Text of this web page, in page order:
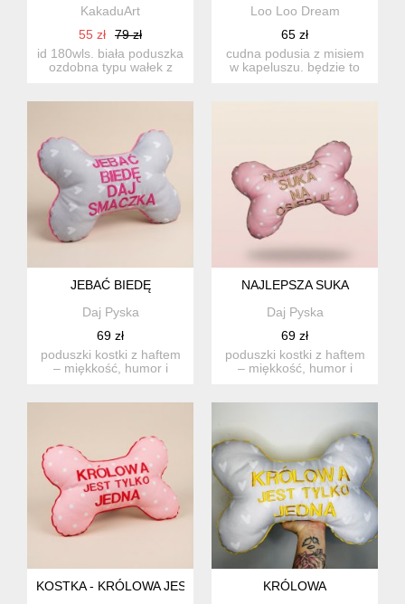
KakaduArt
55 zł
79 zł
id 180wls. biała poduszka
ozdobna typu wałek z
Loo Loo Dream
65 zł
cudna podusia z misiem
w kapeluszu. będzie to
JEBAĆ BIEDĘ
Daj Pyska
69 zł
poduszki kostki z haftem
– miękkość, humor i
NAJLEPSZA SUKA
Daj Pyska
69 zł
poduszki kostki z haftem
– miękkość, humor i
KOSTKA - KRÓLOWA JEST TYLKO JEDNAKRÓLOWA